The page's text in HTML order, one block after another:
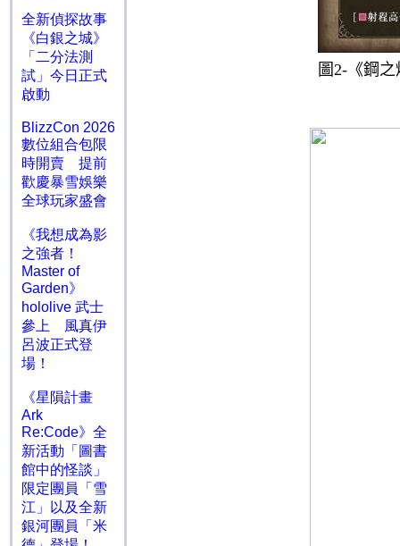
全新偵探故事
《白銀之城》
「二分法測
試」今日正式
啟動
BlizzCon 2026
數位組合包限
時開賣 提前
歡慶暴雪娛樂
全球玩家盛會
《我想成為影
之強者！
Master of
Garden》
hololive 武士
參上 風真伊
呂波正式登
場！
《星隕計畫
Ark
Re:Code》全
新活動「圖書
館中的怪談」
限定團員「雪
江」以及全新
銀河團員「米
圖 2-《鋼之